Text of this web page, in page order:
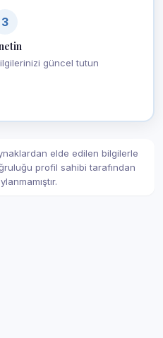
3
güncel tutun
elde edilen bilgilerle
profil sahibi tarafından